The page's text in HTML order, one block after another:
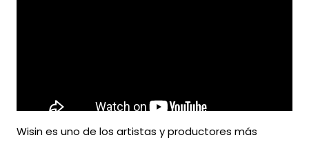
Wisin es uno de los artistas y productores más